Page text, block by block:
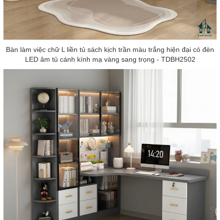
Bàn làm việc chữ L liền tủ sách kịch trần màu trắng hiện đại có đèn
LED âm tủ cánh kính mạ vàng sang trọng - TDBH2502